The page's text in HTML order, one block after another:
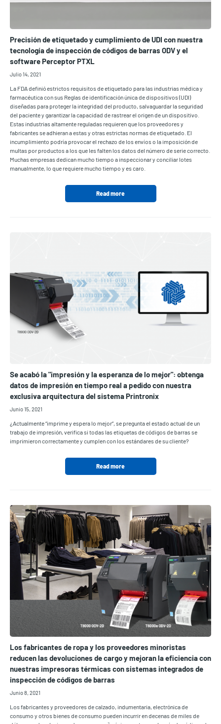
Precisión de etiquetado y cumplimiento de UDI con nuestra
tecnología de inspección de códigos de barras ODV y el
software Perceptor PTXL
Julio 14, 2021
La FDA definió estrictos requisitos de etiquetado para las industrias médica y
farmacéutica con sus Reglas de identificación única de dispositivos (UDI)
diseñadas para proteger la integridad del producto, salvaguardar la seguridad
del paciente y garantizar la capacidad de rastrear el origen de un dispositivo.
Estas industrias altamente reguladas requieren que los proveedores y
fabricantes se adhieran a estas y otras estrictas normas de etiquetado. El
incumplimiento podría provocar el rechazo de los envíos o la imposición de
multas por productos a los que les falten los datos del número de serie correcto.
Muchas empresas dedican mucho tiempo a inspeccionar y conciliar lotes
manualmente, lo que requiere mucho tiempo y es caro.
Read more
Se acabó la "impresión y la esperanza de lo mejor": obtenga
datos de impresión en tiempo real a pedido con nuestra
exclusiva arquitectura del sistema Printronix
Junio 15, 2021
¿Actualmente “imprime y espera lo mejor”, se pregunta el estado actual de un
trabajo de impresión, verifica si todas las etiquetas de códigos de barras se
imprimieron correctamente y cumplen con los estándares de su cliente?
Read more
Los fabricantes de ropa y los proveedores minoristas
reducen las devoluciones de cargo y mejoran la eficiencia con
nuestras impresoras térmicas con sistemas integrados de
inspección de códigos de barras
Junio 8, 2021
Los fabricantes y proveedores de calzado, indumentaria, electrónica de
consumo y otros bienes de consumo pueden incurrir en decenas de miles de